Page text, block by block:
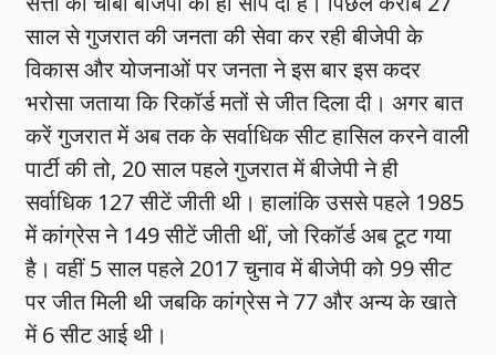
साल से गुजरात की जनता की सेवा कर रही बीजेपी के
विकास और योजनाओं पर जनता ने इस बार इस कदर
भरोसा जताया कि रिकॉर्ड मतों से जीत दिला दी। अगर बात
करें गुजरात में अब तक के सर्वाधिक सीट हासिल करने वाली
पार्टी की तो, 20 साल पहले गुजरात में बीजेपी ने ही
सर्वाधिक 127 सीटें जीती थी। हालांकि उससे पहले 1985
में कांग्रेस ने 149 सीटें जीती थीं, जो रिकॉर्ड अब टूट गया
है। वहीं 5 साल पहले 2017 चुनाव में बीजेपी को 99 सीट
पर जीत मिली थी जबकि कांग्रेस ने 77 और अन्य के खाते
में 6 सीट आई थी।